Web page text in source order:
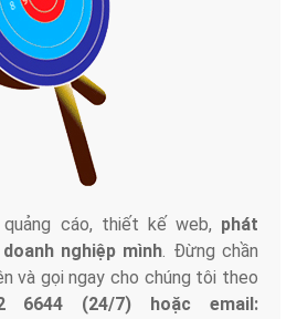
cáo, thiết kế web, phát
nghiệp mình. Đừng chần
và gọi ngay cho chúng tôi theo
6644 (24/7) hoặc email: